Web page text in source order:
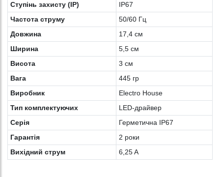
Ступінь захисту (IP)
IP67
Частота струму
50/60 Гц
Довжина
17,4 см
Ширина
5,5 см
Висота
3 см
Вага
445 гр
Виробник
Electro House
Тип комплектуючих
LED-драйвер
Серія
Герметична IP67
Гарантія
2 роки
Вихідний струм
6,25 A